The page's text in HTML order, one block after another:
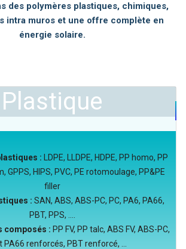
des polymères plastiques, chimiques,
intra muros et une offre complète en
énergie solaire.
Plastique
: LDPE, LLDPE, HDPE, PP homo, PP
GPPS, HIPS, PVC, PE rotomoulage, PP&PE
filler
: SAN, ABS, ABS-PC, PC, PA6, PA66,
PBT, PPS, ....
composés : PP FV, PP talc, ABS FV, ABS-PC,
PA66 renforcés, PBT renforcé, ...